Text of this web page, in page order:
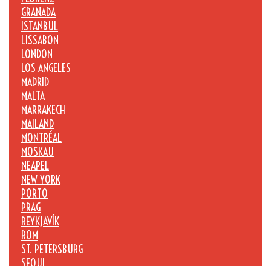
GRANADA
ISTANBUL
LISSABON
LONDON
LOS ANGELES
MADRID
MALTA
MARRAKECH
MAILAND
MONTRÉAL
MOSKAU
NEAPEL
NEW YORK
PORTO
PRAG
REYKJAVÍK
ROM
ST. PETERSBURG